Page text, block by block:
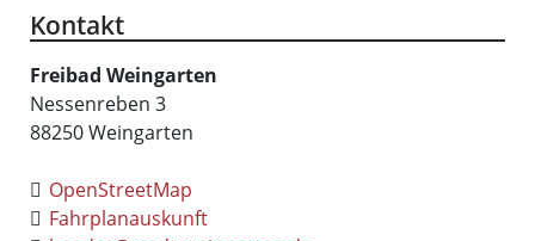
Kontakt
Freibad Weingarten
Nessenreben 3
88250Weingarten
OpenStreetMap
Fahrplanauskunft